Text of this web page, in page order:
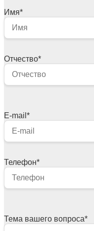
Имя*
Отчество*
E-mail *
Телефон*
Тема вашего вопроса*